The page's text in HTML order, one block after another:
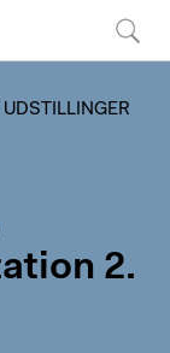
UDSTILLINGER
2.